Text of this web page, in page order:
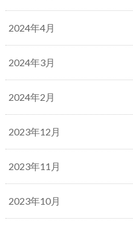
2024年4月
2024年3月
2024年2月
2023年12月
2023年11月
2023年10月